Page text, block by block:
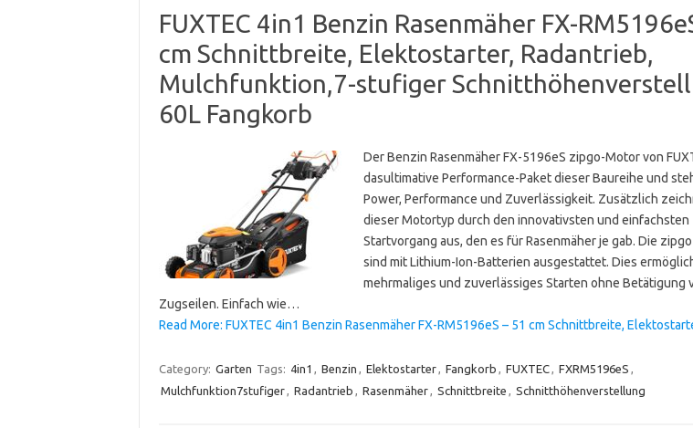
FUXTEC 4in1 Benzin Rasenmäher FX-
cm Schnittbreite, Elektostarter, Radantrieb,
Mulchfunktion,7-stufiger
60L Fangkorb
Der Benzin Rasenmäher FX-5196eS zipgo-Motor von
dasultimative Performance-Paket dieser Baureihe und
Power, Performance und Zuverlässigkeit. Zusätzlich
dieser Motortyp durch den innovativsten und einfachsten
Startvorgang aus, den es für Rasenmäher je gab. Die
sind mit Lithium-Ion-Batterien ausgestattet. Dies
mehrmaliges und zuverlässiges Starten ohne Betätigung
Zugseilen. Einfach wie…
Read More: FUXTEC 4in1 Benzin Rasenmäher FX-RM5196eS – 51 cm Schnittbreite,
Category: Garten Tags: 4in1 , Benzin , Elektostarter, Fangkorb , FUXTEC, FXRM5196eS ,
Mulchfunktion7stufiger, Radantrieb , Rasenmäher, Schnittbreite , Schnitthöhenverstellung